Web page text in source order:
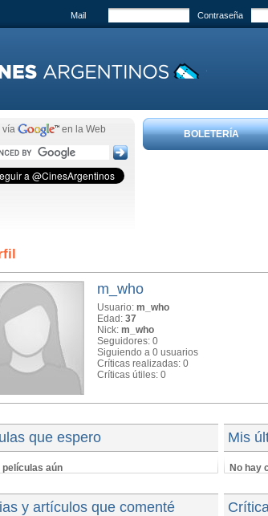
Mail Contraseña
vía en la Web BOLETERÍA
m_who
Usuario: m_who
Edad: 37
Nick: m_who
Seguidores: 0
Siguiendo a 0 usuarios
Críticas realizadas: 0
Críticas útiles: 0
que espero
películas aún
Mis
No hay
y artículos que comenté